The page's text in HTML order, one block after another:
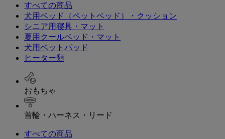
すべての商品
犬用ベッド（ペットベッド）・クッション
シニア用寝具・マット
夏用クールベッド・マット
犬用ベットパッド
ヒーター類
おもちゃ
首輪・ハーネス・リード
すべての商品